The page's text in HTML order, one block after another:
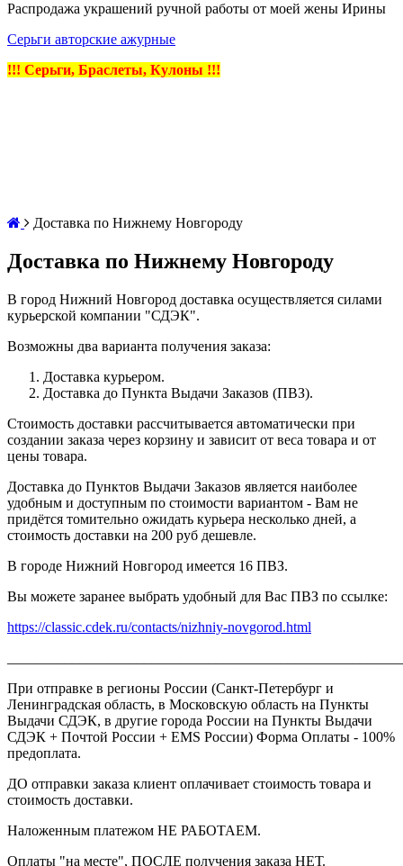
Распродажа украшений ручной работы от моей жены Ирины
Серьги авторские ажурные
!!! Серьги, Браслеты, Кулоны !!!
Доставка по Нижнему Новгороду
Доставка по Нижнему Новгороду
В город Нижний Новгород доставка осуществляется силами
курьерской компании "СДЭК".
Возможны два варианта получения заказа:
Доставка курьером.
Доставка до Пункта Выдачи Заказов (ПВЗ).
Стоимость доставки рассчитывается автоматически при
создании заказа через корзину и зависит от веса товара и от
цены товара.
Доставка до Пунктов Выдачи Заказов является наиболее
удобным и доступным по стоимости вариантом - Вам не
придётся томительно ожидать курьера несколько дней, а
стоимость доставки на 200 руб дешевле.
В городе Нижний Новгород имеется 16 ПВЗ.
Вы можете заранее выбрать удобный для Вас ПВЗ по ссылке:
https://classic.cdek.ru/contacts/nizhniy-novgorod.html
При отправке в регионы России (Санкт-Петербург и
Ленинградская область, в Московскую область на Пункты
Выдачи СДЭК, в другие города России на Пункты Выдачи
СДЭК + Почтой России + EMS России) Форма Оплаты - 100%
предоплата.
ДО отправки заказа клиент оплачивает стоимость товара и
стоимость доставки.
Наложенным платежом НЕ РАБОТАЕМ.
Оплаты "на месте", ПОСЛЕ получения заказа НЕТ.